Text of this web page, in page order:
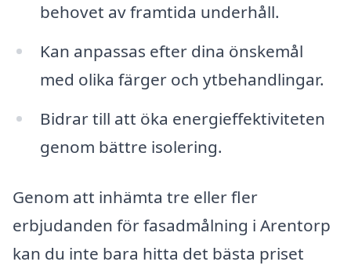
behovet av framtida underhåll.
Kan anpassas efter dina önskemål
med olika färger och ytbehandlingar.
Bidrar till att öka energieffektiviteten
genom bättre isolering.
Genom att inhämta tre eller fler
erbjudanden för fasadmålning i Arentorp
kan du inte bara hitta det bästa priset